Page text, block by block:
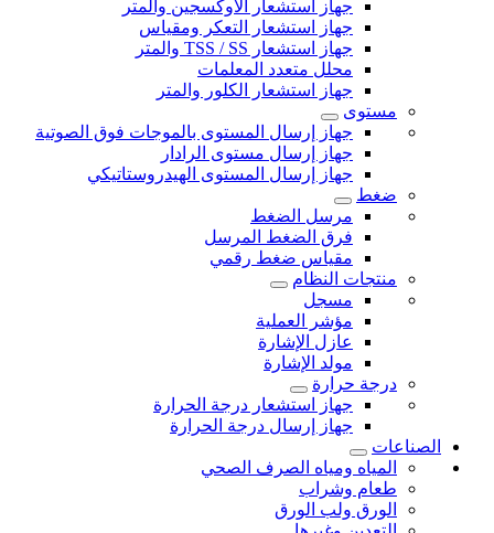
جهاز استشعار الأوكسجين والمتر
جهاز استشعار التعكر ومقياس
جهاز استشعار TSS / SS والمتر
محلل متعدد المعلمات
جهاز استشعار الكلور والمتر
مستوى
جهاز إرسال المستوى بالموجات فوق الصوتية
جهاز إرسال مستوى الرادار
جهاز إرسال المستوى الهيدروستاتيكي
ضغط
مرسل الضغط
فرق الضغط المرسل
مقياس ضغط رقمي
منتجات النظام
مسجل
مؤشر العملية
عازل الإشارة
مولد الإشارة
درجة حرارة
جهاز استشعار درجة الحرارة
جهاز إرسال درجة الحرارة
الصناعات
المياه ومياه الصرف الصحي
طعام وشراب
الورق ولب الورق